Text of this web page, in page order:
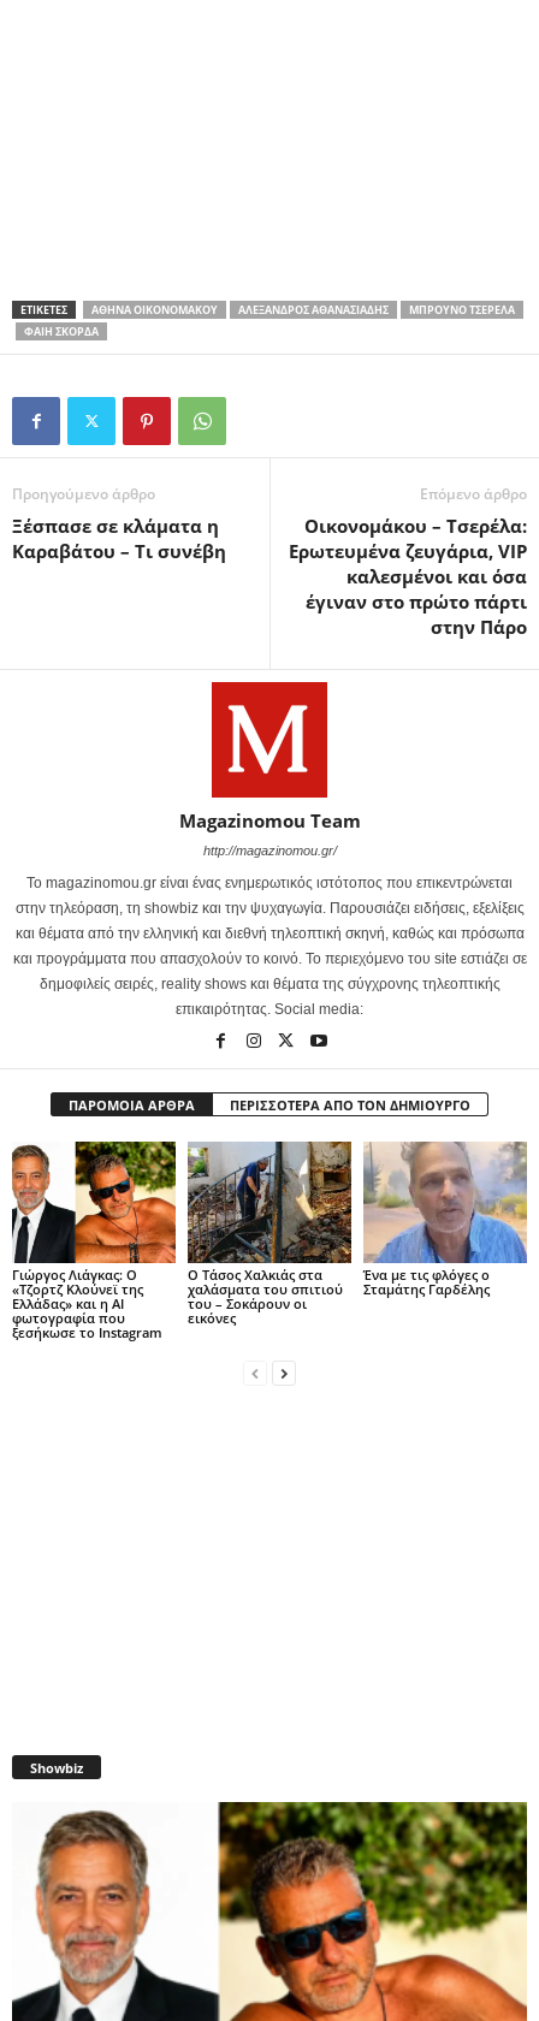
ΕΤΙΚΕΤΕΣ ΑΘΗΝΆ ΟΙΚΟΝΟΜΆΚΟΥ ΑΛΈΞΑΝΔΡΟΣ ΑΘΑΝΑΣΙΆΔΗΣ
ΜΠΡΟΎΝΟ ΤΣΕΡΈΛΑ
ΦΑΊΗ ΣΚΟΡΔΆ
Προηγούμενο άρθρο
Ξέσπασε σε κλάματα η
Καραβάτου – Τι συνέβη
Επόμενο άρθρο
Οικονομάκου – Τσερέλα:
Ερωτευμένα ζευγάρια, VIP
καλεσμένοι και όσα
έγιναν στο πρώτο πάρτι
στην Πάρο
Magazinomou Team
http://magazinomou.gr/
Το magazinomou.gr είναι ένας ενημερωτικός ιστότοπος που επικεντρώνεται
στην τηλεόραση, τη showbiz και την ψυχαγωγία. Παρουσιάζει ειδήσεις, εξελίξεις
και θέματα από την ελληνική και διεθνή τηλεοπτική σκηνή, καθώς και πρόσωπα
και προγράμματα που απασχολούν το κοινό. Το περιεχόμενο του site εστιάζει σε
δημοφιλείς σειρές, reality shows και θέματα της σύγχρονης τηλεοπτικής
επικαιρότητας. Social media:
ΠΑΡΟΜΟΙΑ ΑΡΘΡΑ ΠΕΡΙΣΣΟΤΕΡΑ ΑΠΟ ΤΟΝ ΔΗΜΙΟΥΡΓΟ
Γιώργος Λιάγκας: Ο
«Τζορτζ Κλούνεϊ της
Ελλάδας» και η AI
φωτογραφία που
ξεσήκωσε το Instagram
Ο Τάσος Χαλκιάς στα
χαλάσματα του σπιτιού
του – Σοκάρουν οι
εικόνες
Ένα με τις φλόγες ο
Σταμάτης Γαρδέλης
Showbiz